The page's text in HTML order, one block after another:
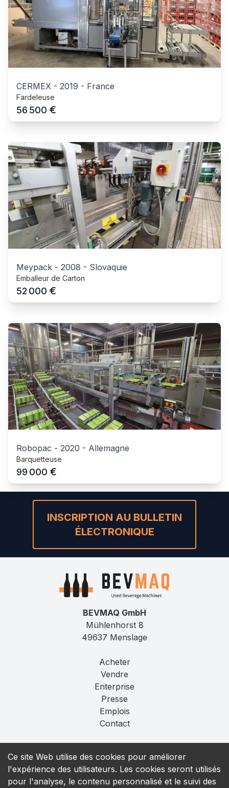
CERMEX - 2019 - France
Fardeleuse
56 500 €
Meypack - 2008 - Slovaquie
Emballeur de Carton
52 000 €
Robopac - 2020 - Allemagne
Barquetteuse
99 000 €
Ce site Web utilise des cookies pour améliorer
l'expérience des utilisateurs. Les cookies seront utilisés
pour l'analyse, le contenu personnalisé et le suivi des
INSCRIPTION AU BULLETIN
ÉLECTRONIQUE
BEVMAQ GmbH
Mühlenhorst 8
49637 Menslage
Acheter
Vendre
Enterprise
Presse
Emplois
Contact
Confidentialité
T&C